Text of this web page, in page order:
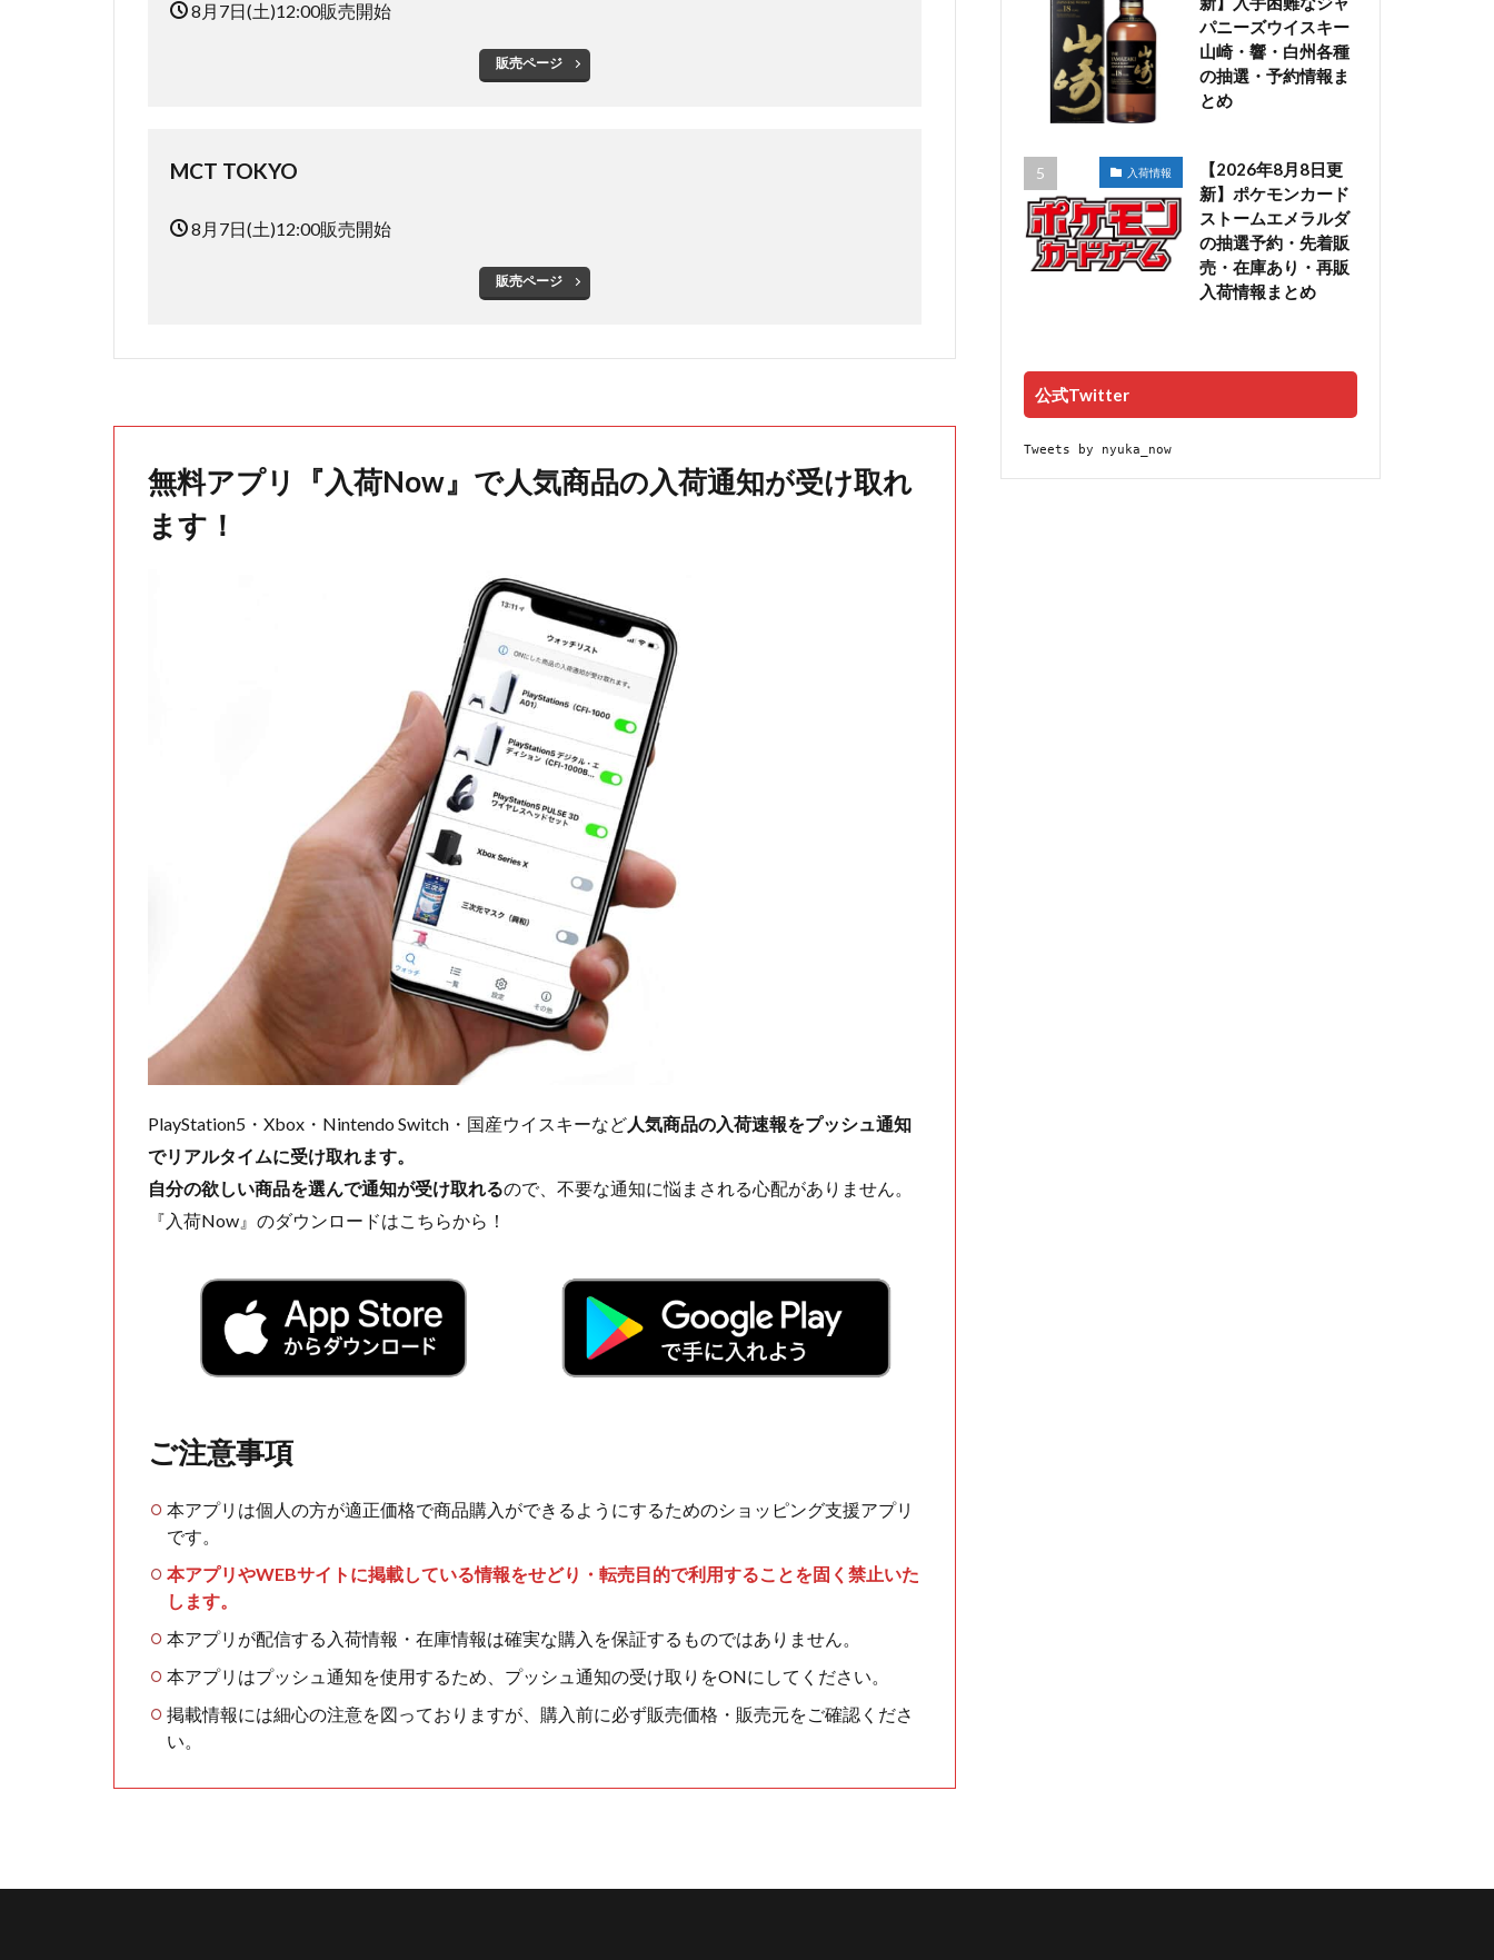
8月7日(土)12:00販売開始
販売ページ
MCT TOKYO
8月7日(土)12:00販売開始
販売ページ
無料アプリ『入荷Now』で人気商品の入荷通知が受け取れ
ます！
PlayStation5・Xbox・Nintendo Switch・国産ウイスキーなど人気商品の入荷速報をプッシュ通知
でリアルタイムに受け取れます。
自分の欲しい商品を選んで通知が受け取れるので、不要な通知に悩まされる心配がありません。
『入荷Now』のダウンロードはこちらから！
ご注意事項
本アプリは個人の方が適正価格で商品購入ができるようにするためのショッピング支援アプリ
です。
本アプリやWEBサイトに掲載している情報をせどり・転売目的で利用することを固く禁止いた
します。
本アプリが配信する入荷情報・在庫情報は確実な購入を保証するものではありません。
本アプリはプッシュ通知を使用するため、プッシュ通知の受け取りをONにしてください。
掲載情報には細心の注意を図っておりますが、購入前に必ず販売価格・販売元をご確認くださ
い。
パニーズウイスキー
山崎・響・白州各種
の抽選・予約情報ま
とめ
入荷情報
【2026年8月8日更
新】ポケモンカード
ストームエメラルダ
の抽選予約・先着販
売・在庫あり・再販
入荷情報まとめ
公式Twitter
Tweets by nyuka_now